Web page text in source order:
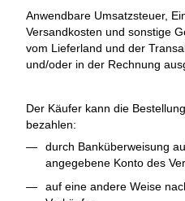
Anwendbare Umsatzsteuer,
Versandkosten und sonstige
vom Lieferland und der
und/oder in der Rechnung
Der Käufer kann die
bezahlen:
durch Banküberweisung
angegebene Konto des
auf eine andere Weise